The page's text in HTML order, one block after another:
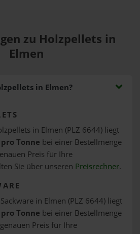
zu Holzpellets in
Elmen
in Elmen?
in Elmen (PLZ 6644) liegt
Tonne bei einer Bestellmenge
Preis für Ihre
Sie über unseren Preisrechner.
in Elmen (PLZ 6644) liegt
Tonne bei einer Bestellmenge
Preis für Ihre